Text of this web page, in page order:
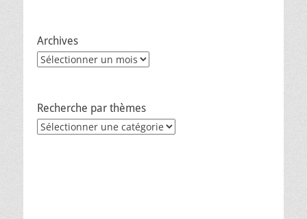
Archives
Archives
Recherche par thèmes
Recherche